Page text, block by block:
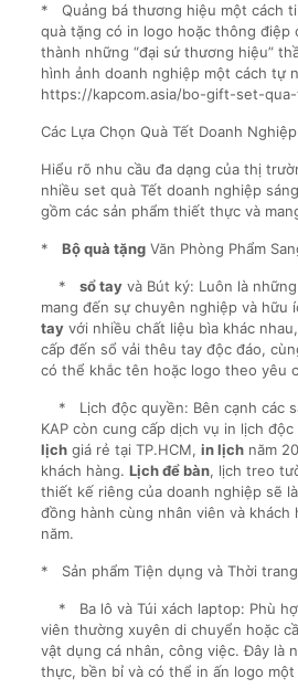
* Quảng bá thương hiệu một cách
quà tặng có in logo hoặc thông điệp
thành những “đại sứ thương hiệu”
hình ảnh doanh nghiệp một cách tự
https://kapcom.asia/bo-gift-set-
Các Lựa Chọn Quà Tết Doanh
Hiểu rõ nhu cầu đa dạng của thị
nhiều set quà Tết doanh nghiệp
gồm các sản phẩm thiết thực và
* Bộ quà tặngVăn Phòng Phẩm
* sổ tayvà Bút ký: Luôn là
mang đến sự chuyên nghiệp và hữu
tayvới nhiều chất liệu bìa khác
cấp đến sổ vải thêu tay độc đáo,
có thể khắc tên hoặc logo theo yêu
* Lịch độc quyền: Bên cạnh các
KAP còn cung cấp dịch vụ in lịch
lịchgiá rẻ tại TP.HCM, in lịchnăm
khách hàng. Lịch để bàn, lịch treo
thiết kế riêng của doanh nghiệp sẽ
đồng hành cùng nhân viên và khách
năm.
* Sản phẩm Tiện dụng và Thời
* Ba lô và Túi xách laptop: Phù
viên thường xuyên di chuyển hoặc
vật dụng cá nhân, công việc. Đây là
thực, bền bỉ và có thể in ấn logo một